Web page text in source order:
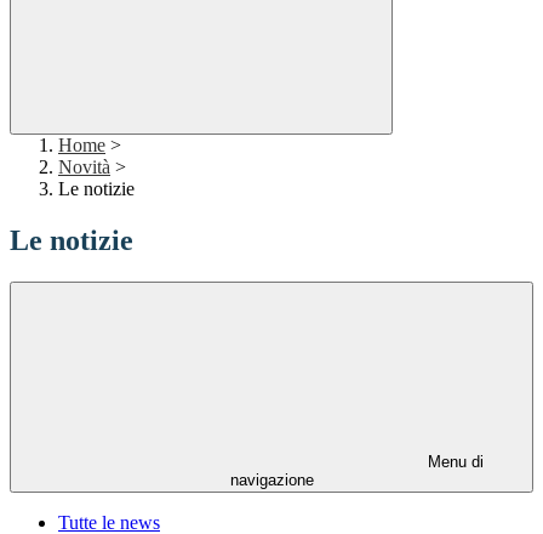
Home >
Novità >
Le notizie
Le notizie
Menu di
navigazione
Tutte le news